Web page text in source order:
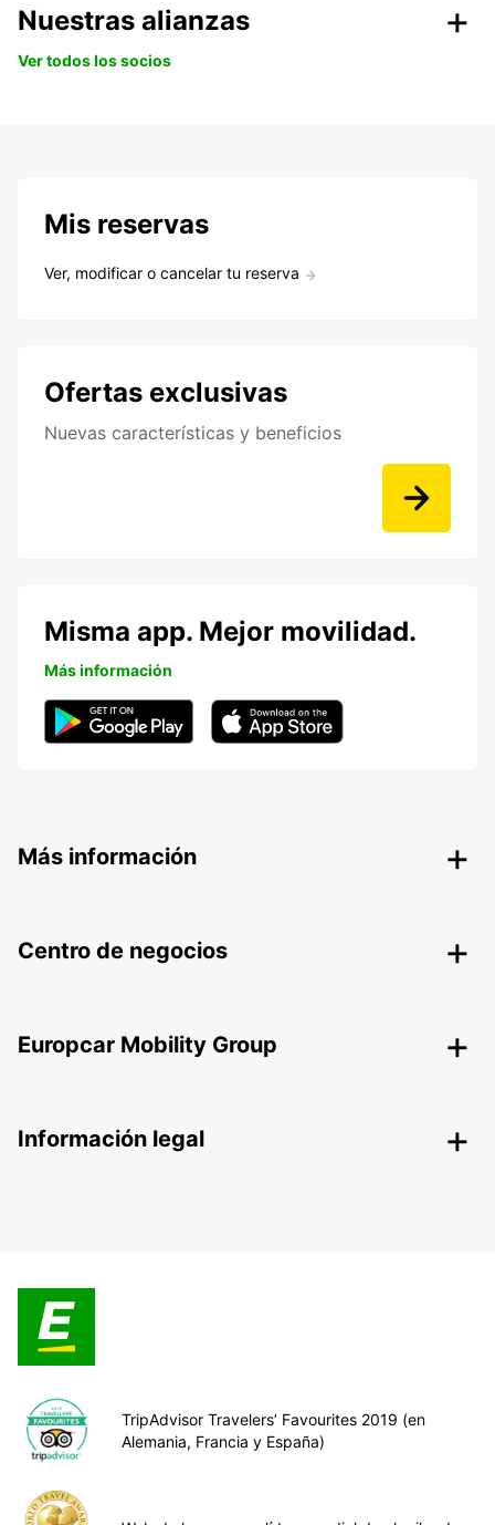
Nuestras alianzas
Ver todos los socios
Mis reservas
Ver, modificar o cancelar tu reserva
Ofertas exclusivas
Nuevas características y beneficios
Misma app. Mejor movilidad.
Más información
Más información
Centro de negocios
Europcar Mobility Group
Información legal
TripAdvisor Travelers’ Favourites 2019 (en
Alemania, Francia y España)